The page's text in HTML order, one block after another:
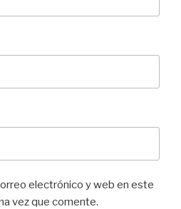
electrónico y web en este
vez que comente.